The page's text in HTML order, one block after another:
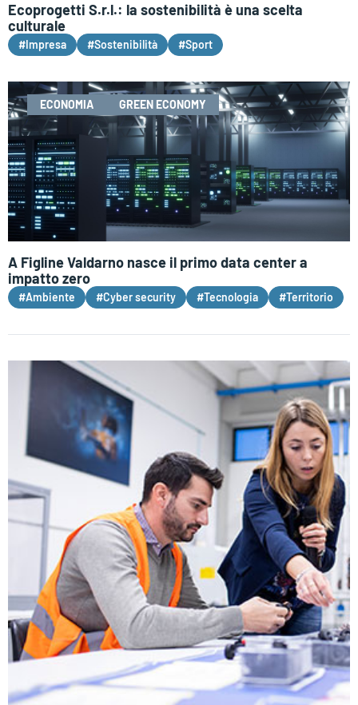
Ecoprogetti S.r.l.: la sostenibilità è una scelta
culturale
#Impresa #Sostenibilità #Sport
ECONOMIA GREEN ECONOMY
A Figline Valdarno nasce il primo data center a
impatto zero
#Ambiente #Cyber security #Tecnologia #Territorio